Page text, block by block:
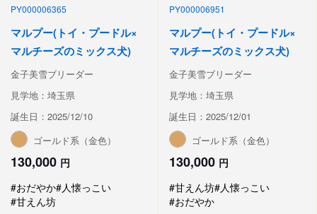
PY000006365
マルプー(トイ・プードル×
マルチーズのミックス犬)
金子美雪ブリーダー
見学地：埼玉県
誕生日：2025/12/10
ゴールド系（金色）
130,000 円
#おだやか#人懐っこい
#甘えん坊
PY000006951
マルプー(トイ・プードル×
マルチーズのミックス犬)
金子美雪ブリーダー
見学地：埼玉県
誕生日：2025/12/01
ゴールド系（金色）
130,000 円
#甘えん坊#人懐っこい
#おだやか